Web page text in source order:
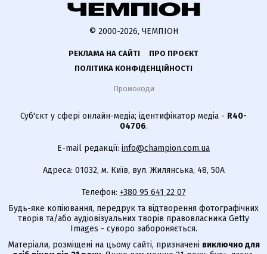
© 2000-2026, ЧЕМПІОН
РЕКЛАМА НА САЙТІ
ПРО ПРОЄКТ
ПОЛІТИКА КОНФІДЕНЦІЙНОСТІ
Промокоди
Суб'єкт у сфері онлайн-медіа; ідентифікатор медіа - R40-
04706.
E-mail редакції: info@champion.com.ua
Адреса: 01032, м. Київ, вул. Жилянська, 48, 50А
Телефон: +380 95 641 22 07
Будь-яке копіювання, передрук та відтворення фотографічних
творів та/або аудіовізуальних творів правовласника Getty
Images - суворо забороняється.
Матеріали, розміщені на цьому сайті, призначені виключно для